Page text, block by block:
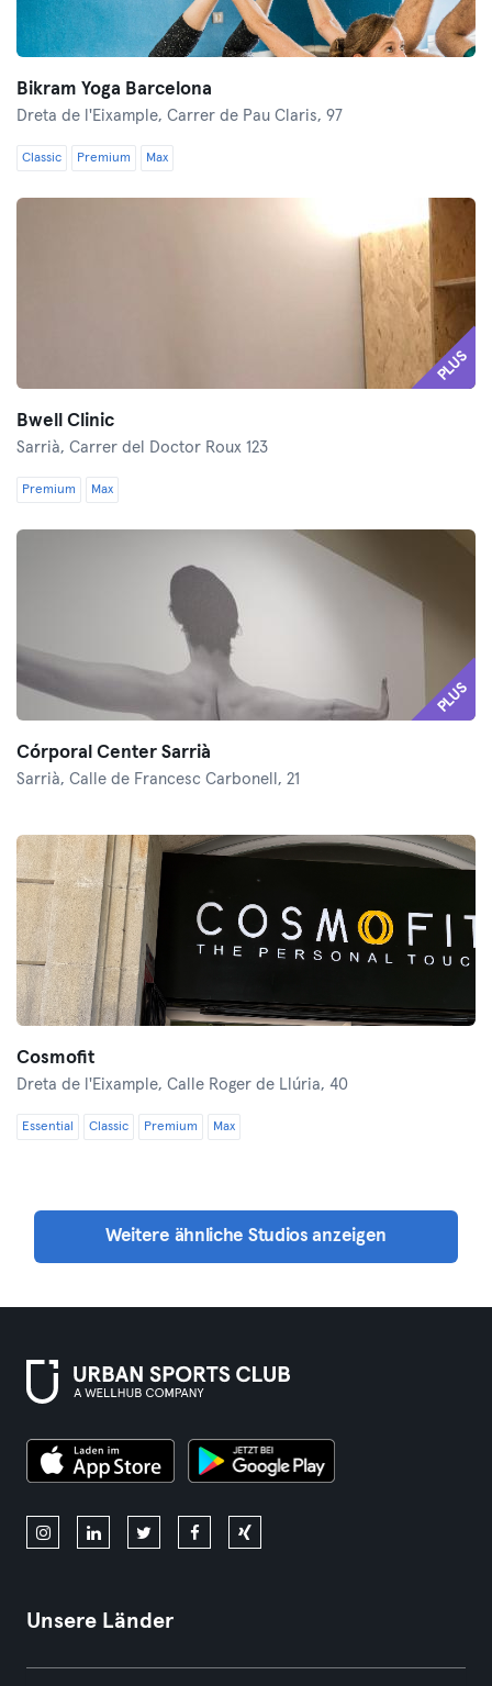
Bikram Yoga Barcelona
Dreta de l'Eixample, Carrer de Pau Claris, 97
Classic Premium Max
PLUS
Bwell Clinic
Sarrià, Carrer del Doctor Roux 123
Premium Max
PLUS
Córporal Center Sarrià
Sarrià, Calle de Francesc Carbonell, 21
Cosmofit
Dreta de l'Eixample, Calle Roger de Llúria, 40
Essential Classic Premium Max
Weitere ähnliche Studios anzeigen
Unsere Länder